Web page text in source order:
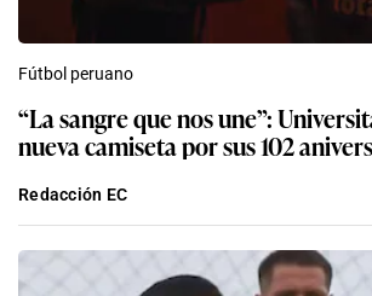
Fútbol peruano
“La sangre que nos une”:
nueva camiseta por sus 102
Redacción EC